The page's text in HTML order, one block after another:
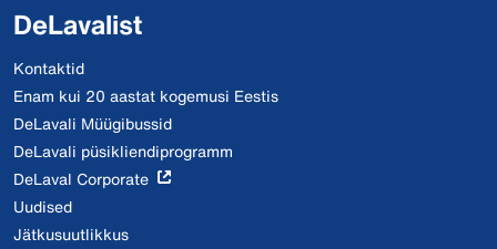
DeLavalist
Kontaktid
Enam kui 20 aastat kogemusi Eestis
DeLavali Müügibussid
DeLavali püsikliendiprogramm
DeLaval Corporate
Uudised
Jätkusuutlikkus